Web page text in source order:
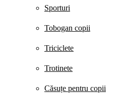
Sporturi
Tobogan copii
Triciclete
Trotinete
Căsuțe pentru copii